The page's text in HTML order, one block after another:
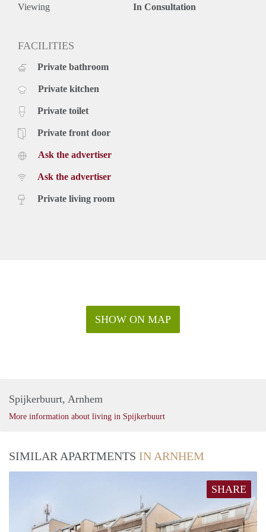
Roken en huisdieren zijn niet toegestaan;
Afgesloten fietsenstalling/berging (ca. 5 m²) op de begane
Wanneer u geïnteresseerd bent in deze prachtige woning,
bezichtiging aanvragen.
Viewing In Consultation
FACILITIES
Private bathroom
Private kitchen
Private toilet
Private front door
Ask the advertiser
Ask the advertiser
Private living room
SHOW ON MAP
Spijkerbuurt, Arnhem
More information about living in Spijkerbuurt
SIMILAR APARTMENTS IN ARNHEM
SHARE